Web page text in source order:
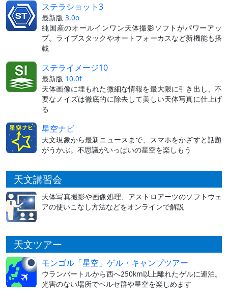
ステラショット3
最新版 3.0o
純国産のオールインワン天体撮影ソフトがパワーアッ
プ。ライブスタックやオートフォーカスなど新機能も搭
載
ステライメージ10
最新版 10.0f
天体画像に埋もれた微細な情報を最大限に引き出し、不
要なノイズは徹底的に除去して美しい天体写真に仕上げ
る
星空ナビ
天文現象から最新ニュースまで、スマホをかざすと話題
がうかぶ。不思議がいっぱいの星空を楽しもう
天文講習会
天体写真撮影や画像処理、アストロアーツのソフトウェ
アの使いこなし方法などをオンラインで解説
天文ツアー
モンゴル「星空」ゲル・キャンプツアー
ウランバートルから西へ250km以上離れたゲルに連泊。
光害のない場所でペルセ群や星空を楽しめます